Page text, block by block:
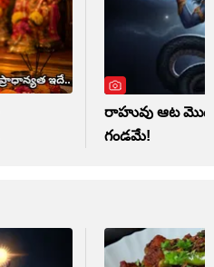
రాహువు ఆట
గండమే!